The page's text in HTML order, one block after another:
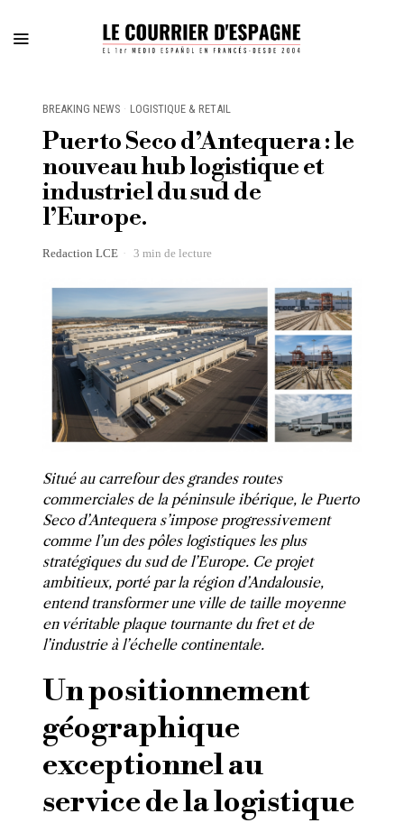
BREAKING NEWS · LOGISTIQUE & RETAIL
Puerto Seco d’Antequera : le
nouveau hub logistique et
industriel du sud de
l’Europe.
Redaction LCE 3 min de lecture
Situé au carrefour des grandes routes
commerciales de la péninsule ibérique, le Puerto
Seco d’Antequera s’impose progressivement
comme l’un des pôles logistiques les plus
stratégiques du sud de l’Europe. Ce projet
ambitieux, porté par la région d’Andalousie,
entend transformer une ville de taille moyenne
en véritable plaque tournante du fret et de
l’industrie à l’échelle continentale.
Un positionnement
géographique
exceptionnel au
service de la logistique